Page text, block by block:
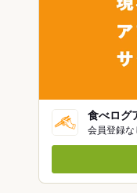
食べログ
会員登録な